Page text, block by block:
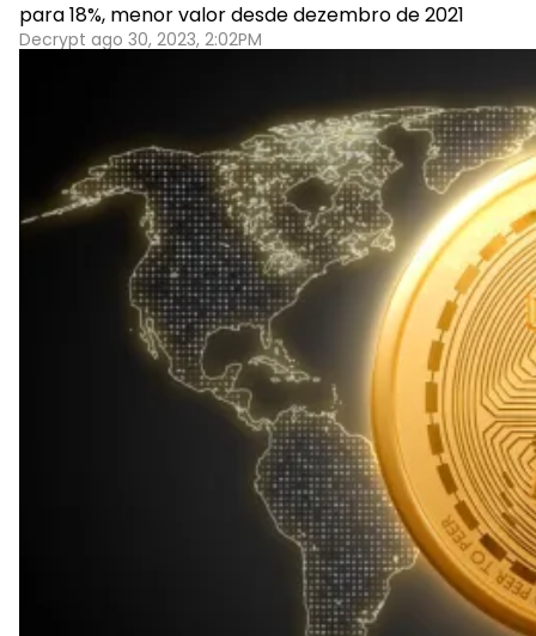
para 18%, menor valor desde dezembro de 2021
Decrypt ago 30, 2023, 2:02PM